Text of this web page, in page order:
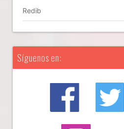
Redib
Síguenos en: